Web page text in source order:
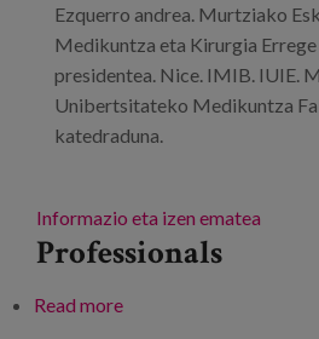
Ezquerro andrea. Murtziako
Medikuntza eta Kirurgia
presidentea. Nice. IMIB. IUIE.
Unibertsitateko Medikuntza
katedraduna.
Informazio eta izen ematea
Professionals
Read moreabout Hauskortasunari